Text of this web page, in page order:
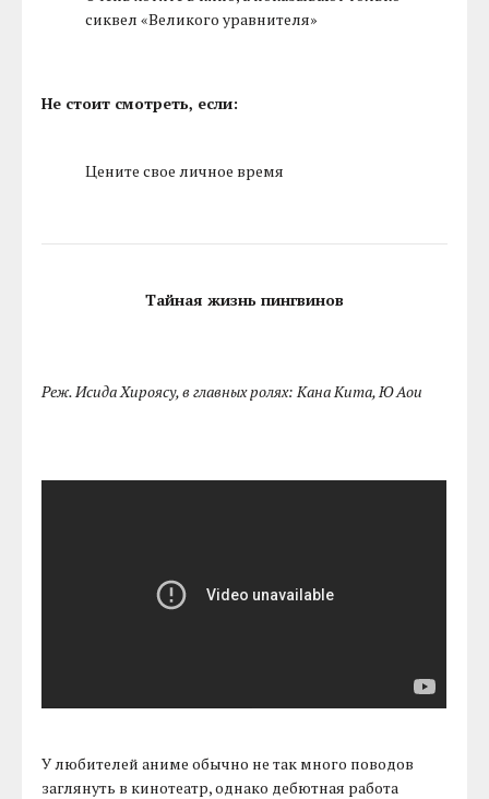
сиквел «Великого уравнителя»
Не стоит смотреть, если:
Цените свое личное время
Тайная жизнь пингвинов
Реж. Исида Хироясу, в главных ролях: Кана Кита, Ю Аои
У любителей аниме обычно не так много поводов
заглянуть в кинотеатр, однако дебютная работа